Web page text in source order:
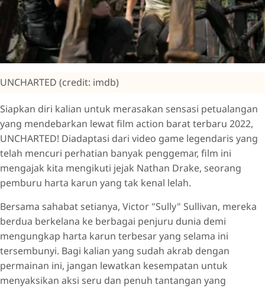
UNCHARTED (credit: imdb)
Siapkan diri kalian untuk merasakan sensasi petualangan
yang mendebarkan lewat film action barat terbaru 2022,
UNCHARTED! Diadaptasi dari video game legendaris yang
telah mencuri perhatian banyak penggemar, film ini
mengajak kita mengikuti jejak Nathan Drake, seorang
pemburu harta karun yang tak kenal lelah.
Bersama sahabat setianya, Victor "Sully" Sullivan, mereka
berdua berkelana ke berbagai penjuru dunia demi
mengungkap harta karun terbesar yang selama ini
tersembunyi. Bagi kalian yang sudah akrab dengan
permainan ini, jangan lewatkan kesempatan untuk
menyaksikan aksi seru dan penuh tantangan yang